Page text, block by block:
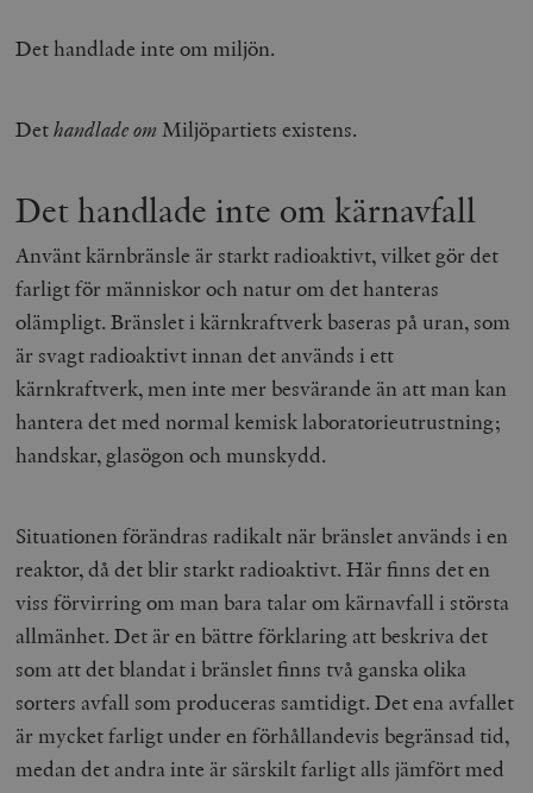
Det handlade inte om miljön.
Dethandlade om Miljöpartiets existens.
Det handlade inte om kärnavfall
Använt kärnbränsle är starkt radioaktivt, vilket gör det
farligt för människor och natur om det hanteras
olämpligt. Bränslet i kärnkraftverk baseras på uran, som
är svagt radioaktivt innan det används i ett
kärnkraftverk, men inte mer besvärande än att man kan
hantera det med normal kemisk laboratorieutrustning;
handskar, glasögon och munskydd.
Situationen förändras radikalt när bränslet används i en
reaktor, då det blir starkt radioaktivt. Här finns det en
viss förvirring om man bara talar om kärnavfall i största
allmänhet. Det är en bättre förklaring att beskriva det
som att det blandat i bränslet finns två ganska olika
sorters avfall som produceras samtidigt. Det ena avfallet
är mycket farligt under en förhållandevis begränsad tid,
medan det andra inte är särskilt farligt alls jämfört med